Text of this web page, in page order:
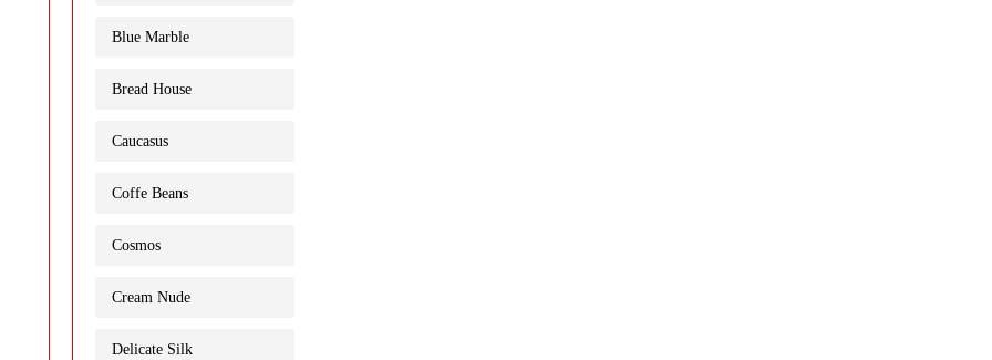
Blue Marble
Bread House
Caucasus
Coffe Beans
Cosmos
Cream Nude
Delicate Silk